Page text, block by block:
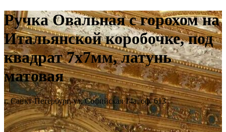
Ручка Овальная с горохом на
Итальянской коробочке, под
квадрат 7х7мм, латунь
матовая
г. Санкт-Петербург, ул. Софийская 14а, оф. 613